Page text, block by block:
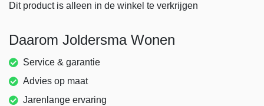
Dit product is alleen in de winkel te verkrijgen
Daarom Joldersma Wonen
Service & garantie
Advies op maat
Jarenlange ervaring